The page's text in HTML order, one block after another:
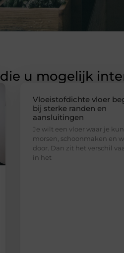
die u mogelijk
Vloeistofdichte vloer
bij sterke randen en
aansluitingen
Je wilt een vloer waar je
morsen, schoonmaken en
door. Dan zit het verschil
in het